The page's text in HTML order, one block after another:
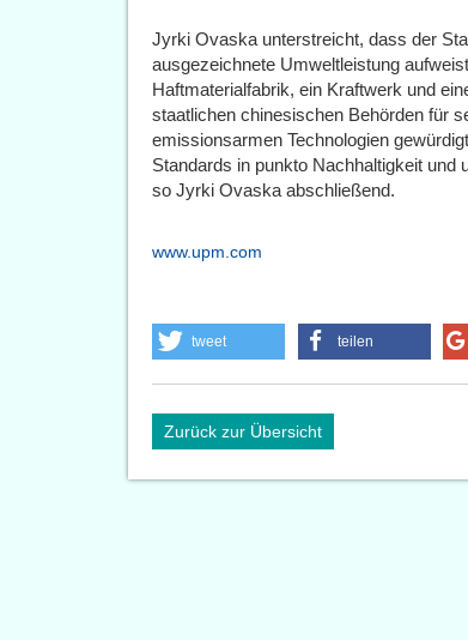
Jyrki Ovaska unterstreicht, dass der
ausgezeichnete Umweltleistung
Haftmaterialfabrik, ein Kraftwerk und
staatlichen chinesischen Behörden für
emissionsarmen Technologien
Standards in punkto Nachhaltigkeit und
so Jyrki Ovaska abschließend.
www.upm.com
tweet teilen
Zurück zur Übersicht